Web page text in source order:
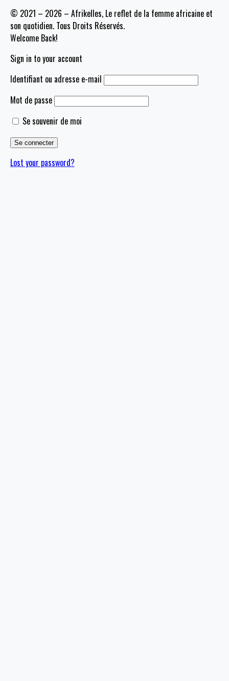
© 2021 – 2026 – Afrikelles, Le reflet de la femme africaine et
son quotidien. Tous Droits Réservés.
Welcome Back!
Sign in to your account
Identifiant ou adresse e-mail
Mot de passe
Se souvenir de moi
Lost your password?